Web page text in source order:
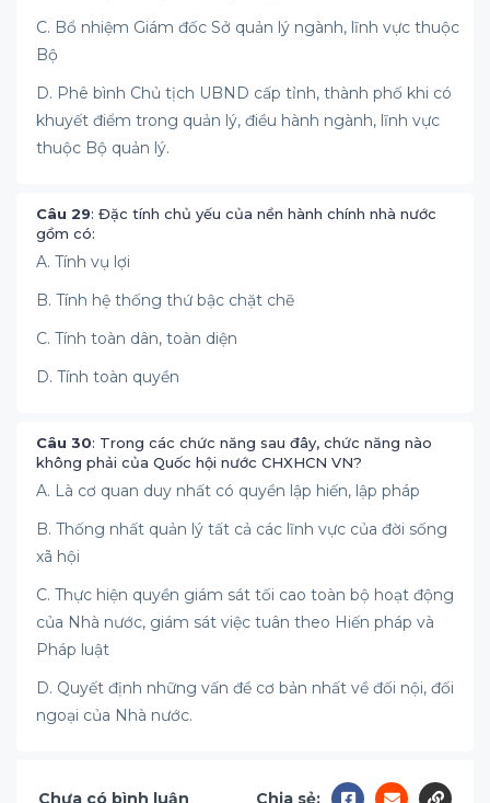
C. Bổ nhiệm Giám đốc Sở quản lý ngành, lĩnh vực thuộc
Bộ
D. Phê bình Chủ tịch UBND cấp tỉnh, thành phố khi có
khuyết điểm trong quản lý, điều hành ngành, lĩnh vực
thuộc Bộ quản lý.
Câu 29: Đặc tính chủ yếu của nền hành chính nhà nước
gồm có:
A. Tính vụ lợi
B. Tính hệ thống thứ bậc chặt chẽ
C. Tính toàn dân, toàn diện
D. Tính toàn quyền
Câu 30: Trong các chức năng sau đây, chức năng nào
không phải của Quốc hội nước CHXHCN VN?
A. Là cơ quan duy nhất có quyền lập hiến, lập pháp
B. Thống nhất quản lý tất cả các lĩnh vực của đời sống
xã hội
C. Thực hiện quyền giám sát tối cao toàn bộ hoạt động
của Nhà nước, giám sát việc tuân theo Hiến pháp và
Pháp luật
D. Quyết định những vấn đề cơ bản nhất về đối nội, đối
ngoại của Nhà nước.
Chưa có bình luận Chia sẻ: